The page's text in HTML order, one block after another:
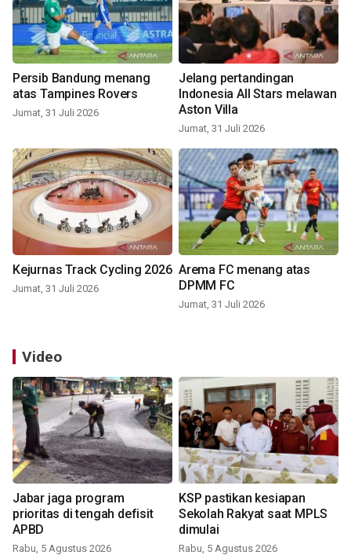
Persib Bandung menang
atas Tampines Rovers
Jumat, 31 Juli 2026
Jelang pertandingan
Indonesia All Stars melawan
Aston Villa
Jumat, 31 Juli 2026
Kejurnas Track Cycling 2026
Jumat, 31 Juli 2026
Arema FC menang atas
DPMM FC
Jumat, 31 Juli 2026
Video
Jabar jaga program
prioritas di tengah defisit
APBD
Rabu, 5 Agustus 2026
KSP pastikan kesiapan
Sekolah Rakyat saat MPLS
dimulai
Rabu, 5 Agustus 2026